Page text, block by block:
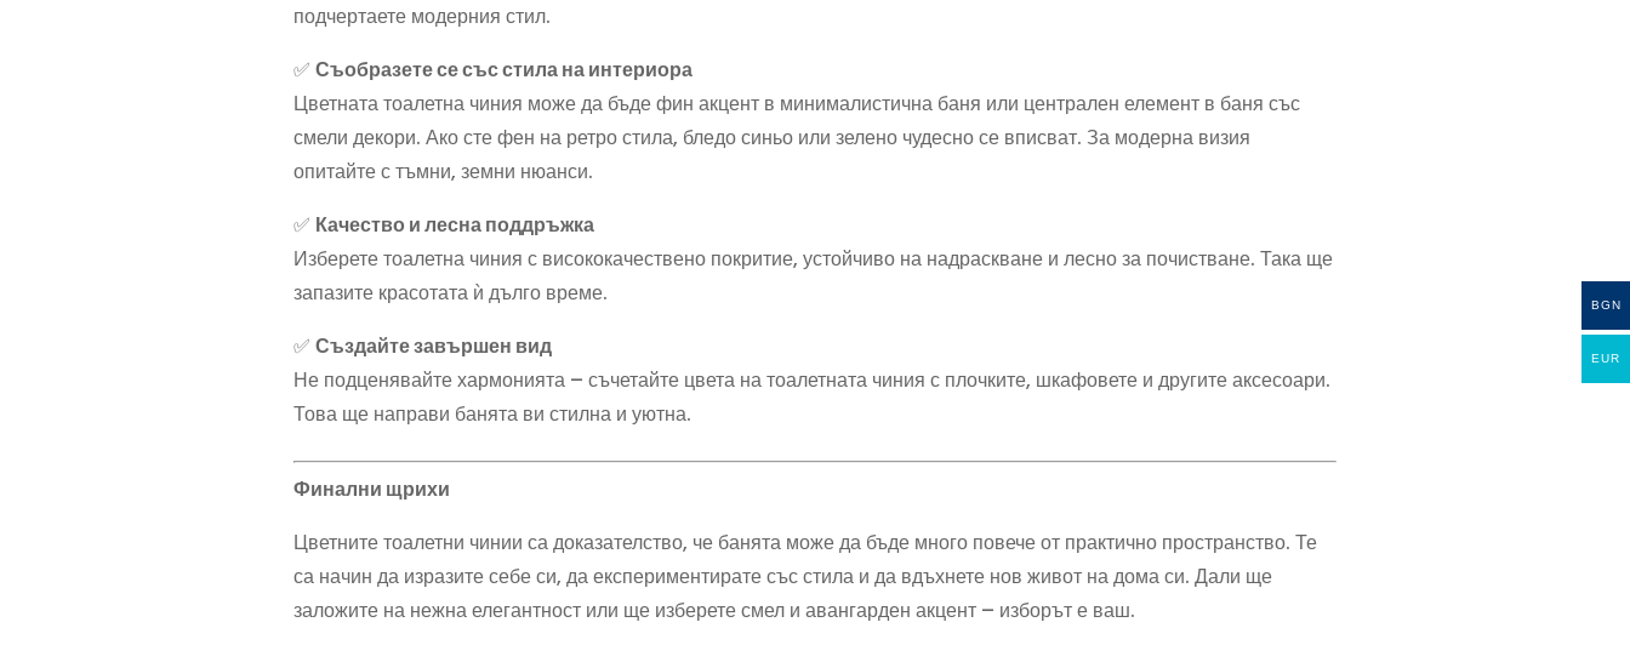
подчертаете модерния стил.
✅ Съобразете се със стила на интериора
Цветната тоалетна чиния може да бъде фин акцент в минималистична баня или централен елемент в баня със
смели декори. Ако сте фен на ретро стила, бледо синьо или зелено чудесно се вписват. За модерна визия
опитайте с тъмни, земни нюанси.
✅ Качество и лесна поддръжка
Изберете тоалетна чиния с висококачествено покритие, устойчиво на надраскване и лесно за почистване. Така ще
запазите красотата ѝ дълго време.
✅ Създайте завършен вид
Не подценявайте хармонията – съчетайте цвета на тоалетната чиния с плочките, шкафовете и другите аксесоари.
Това ще направи банята ви стилна и уютна.
Финални щрихи
Цветните тоалетни чинии са доказателство, че банята може да бъде много повече от практично пространство. Те
са начин да изразите себе си, да експериментирате със стила и да вдъхнете нов живот на дома си. Дали ще
заложите на нежна елегантност или ще изберете смел и авангарден акцент – изборът е ваш.
BGN
EUR